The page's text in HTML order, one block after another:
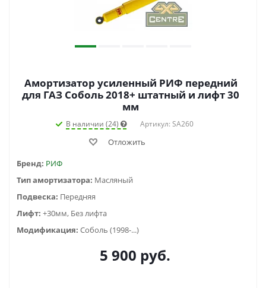
Амортизатор усиленный РИФ передний
для ГАЗ Соболь 2018+ штатный и лифт 30
мм
В наличии (24) Артикул: SA260
Отложить
Бренд: РИФ
Тип амортизатора: Масляный
Подвеска: Передняя
Лифт: +30мм, Без лифта
Модификация: Соболь (1998-...)
5 900 руб.